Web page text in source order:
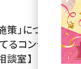
」について。
るコンテンツ
談室】